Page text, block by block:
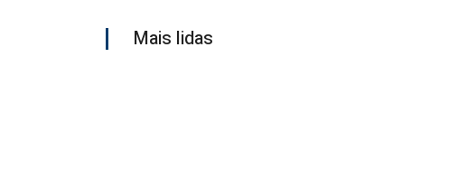
Mais lidas